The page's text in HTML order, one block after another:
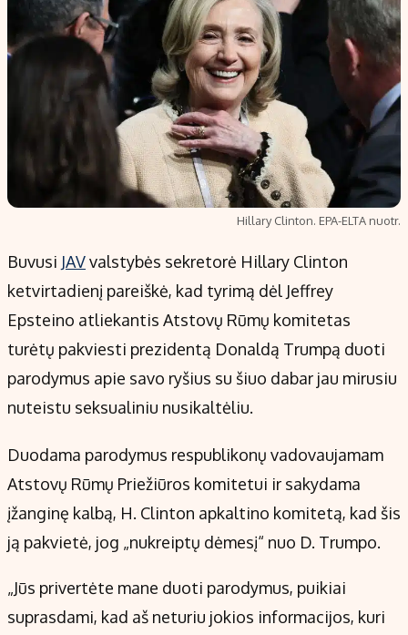
Investavimas
Akcijų rinka
Saulės elektrinės
Kriptovaliutos
Nedarbo
Indėliai
Indėlių
Būsto
Įdomios
Redakcija
Redakcijos politika
Privatumo politika
Turinio žymėjimo taisyklės
Kontaktai
Regionų naujienos
Indėlių palūkanos
Hillary Clinton. EPA-ELTA nuotr.
Buvusi JAVvalstybės sekretorė Hillary Clinton
ketvirtadienį pareiškė, kad tyrimą dėl Jeffrey
Epsteino atliekantis Atstovų Rūmų komitetas
turėtų pakviesti prezidentą Donaldą Trumpą duoti
parodymus apie savo ryšius su šiuo dabar jau mirusiu
nuteistu seksualiniu nusikaltėliu.
Duodama parodymus respublikonų vadovaujamam
Atstovų Rūmų Priežiūros komitetui ir sakydama
įžanginę kalbą, H. Clinton apkaltino komitetą, kad šis
ją pakvietė, jog „nukreiptų dėmesį“ nuo D. Trumpo.
„Jūs privertėte mane duoti parodymus, puikiai
suprasdami, kad aš neturiu jokios informacijos, kuri